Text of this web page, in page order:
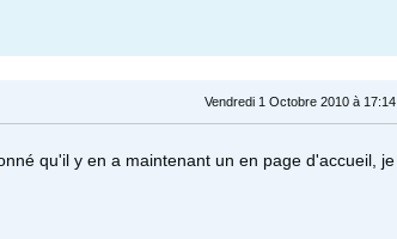
Vendredi 1 Octobre 2010 à 17:14
qu'il y en a maintenant un en page d'accueil, je